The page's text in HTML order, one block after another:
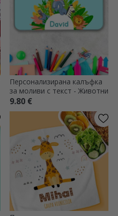
Персонализирана калъфка
за моливи с текст - Животни
9.80 €